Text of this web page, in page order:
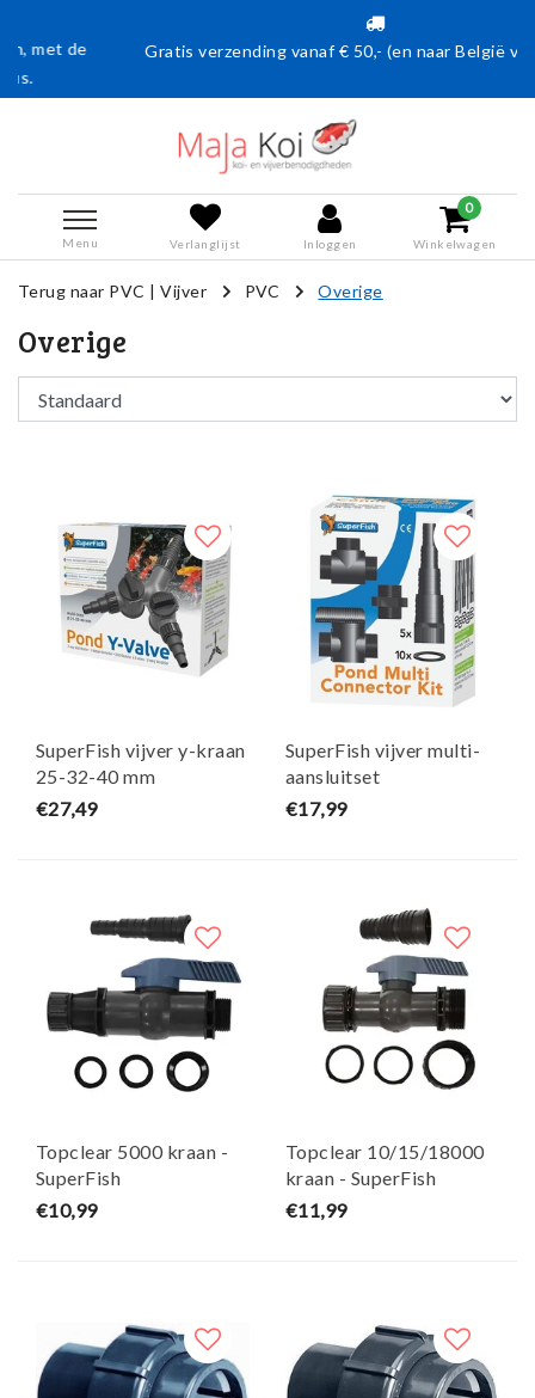
de Gratis verzending vanaf € 50,- (en naar België vanaf
Menu Verlanglijst Inloggen
0
Winkelwagen
Terug naar PVC |Vijver PVC Overige
Overige
SuperFish vijver y-kraan
25-32-40 mm
€27,49
SuperFish vijver multi-
aansluitset
€17,99
Topclear 5000 kraan -
SuperFish
€10,99
Topclear 10/15/18000
kraan - SuperFish
€11,99